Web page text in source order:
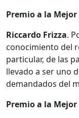
Premio a la
Riccardo Frizza.
conocimiento del
particular, de las
llevado a ser uno
demandados del
Premio a la Mejor